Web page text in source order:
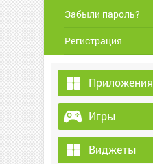
Забыли пароль?
Регистрация
Приложения
Игры
Виджеты